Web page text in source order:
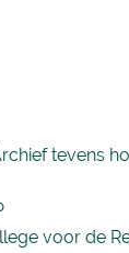
tevens
voor de